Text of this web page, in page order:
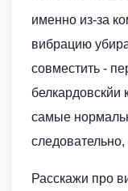
именно из-за
вибрацию
совместить -
белкардовскйи
самые
Расскажи про